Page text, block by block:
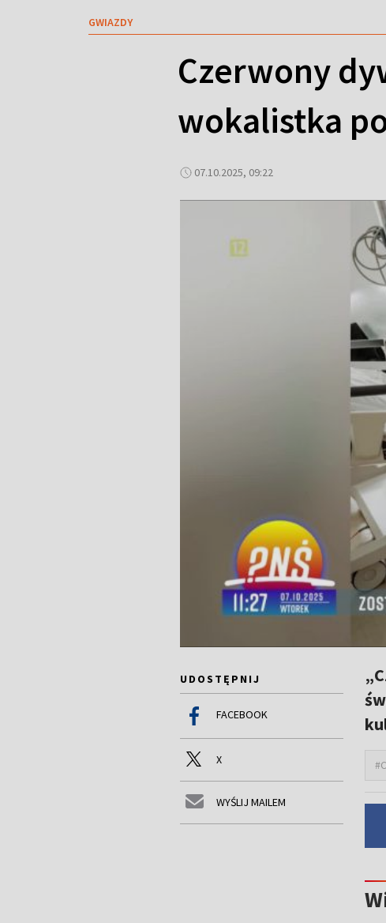
GWIAZDY
Czerwony
wokalistka
07.10.2025, 09:22
UDOSTĘPNIJ
FACEBOOK
X
WYŚLIJ MAILEM